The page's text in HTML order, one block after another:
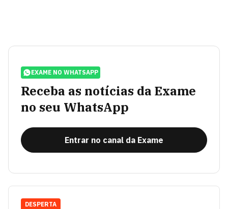
EXAME NO WHATSAPP
Receba as notícias da Exame
no seu WhatsApp
Entrar no canal da Exame
DESPERTA